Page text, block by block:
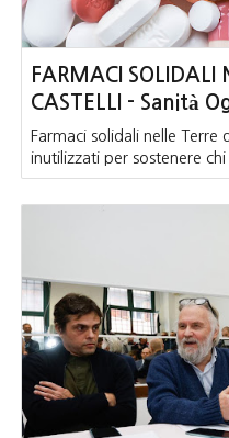
FARMACI SOLIDALI
CASTELLI - Sanità
Farmaci solidali nelle
inutilizzati per sostenere